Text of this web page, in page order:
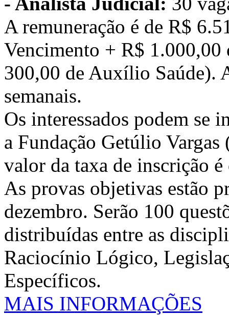
A remuneração é de R$
Vencimento + R$
300,00 de Auxílio Saúde).
semanais.
Os interessados podem se
a Fundação Getúlio
valor da taxa de inscrição
As provas objetivas estão
dezembro. Serão 100
distribuídas entre as
Raciocínio Lógico,
Específicos.
MAIS INFORMAÇÕES